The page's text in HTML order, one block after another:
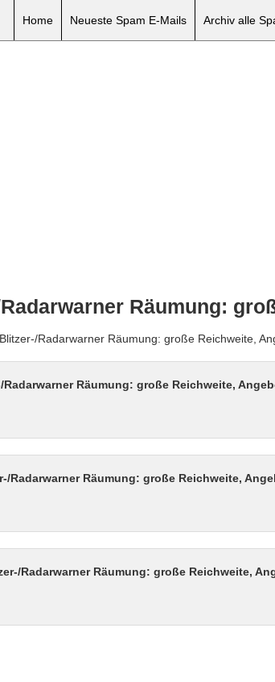
Home Neueste Spam E-Mails Archiv alle
Räumung:
Radarwarner Räumung: große Reichweite,
Räumung: große Reichweite,
Radarwarner Räumung: große Reichweite,
Radarwarner Räumung: große Reichweite,